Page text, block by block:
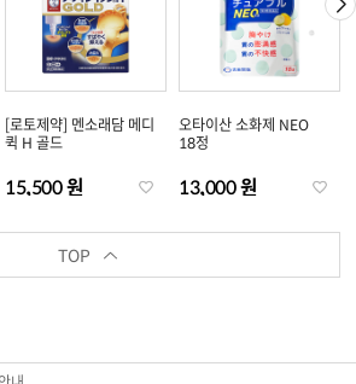
[로토제약] 멘소래담 메디
퀵 H 골드
15,500 원
오타이산 소화제 NEO
18정
13,000 원
TOP